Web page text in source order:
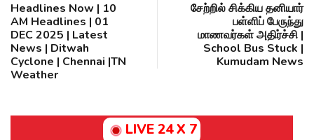
Headlines Now | 10
AM Headlines | 01
DEC 2025 | Latest
News | Ditwah
Cyclone | Chennai |TN
Weather
சேற்றில் சிக்கிய தனியார்
பள்ளிப் பேருந்து
மாணவர்கள் அதிர்ச்சி |
School Bus Stuck |
Kumudam News
LIVE 24 X 7